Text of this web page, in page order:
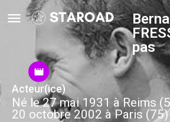
pas
Acteur(ice)
Né le 27 mai 1931 à Reims
20 octobre 2002 à Paris (75)